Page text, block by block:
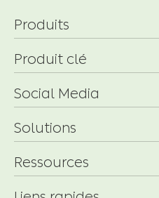
Produits
Produit clé
Social Media
Solutions
Ressources